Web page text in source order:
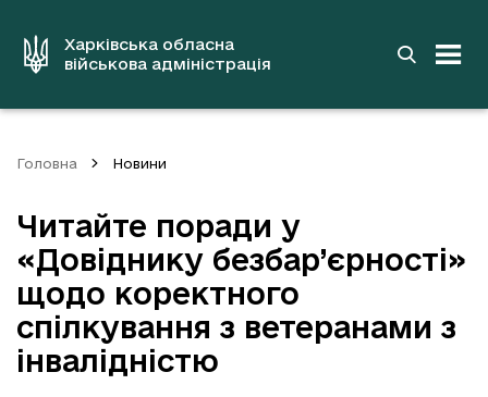
вмістуХарківська обласна
військова адміністрація
Головна Новини
Читайте поради у
«Довіднику безбар’єрності»
щодо коректного
спілкування з ветеранами з
інвалідністю